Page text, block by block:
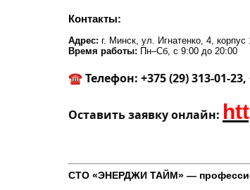
Контакты:
Адрес: г. Минск, ул. Игнатенко, 4, корпус
Время работы: Пн–Сб, с 9:00 до 20:00
☎️Телефон: +375 (29) 313-01-23,
Оставить заявку онлайн:
СТО «ЭНЕРДЖИ ТАЙМ» —